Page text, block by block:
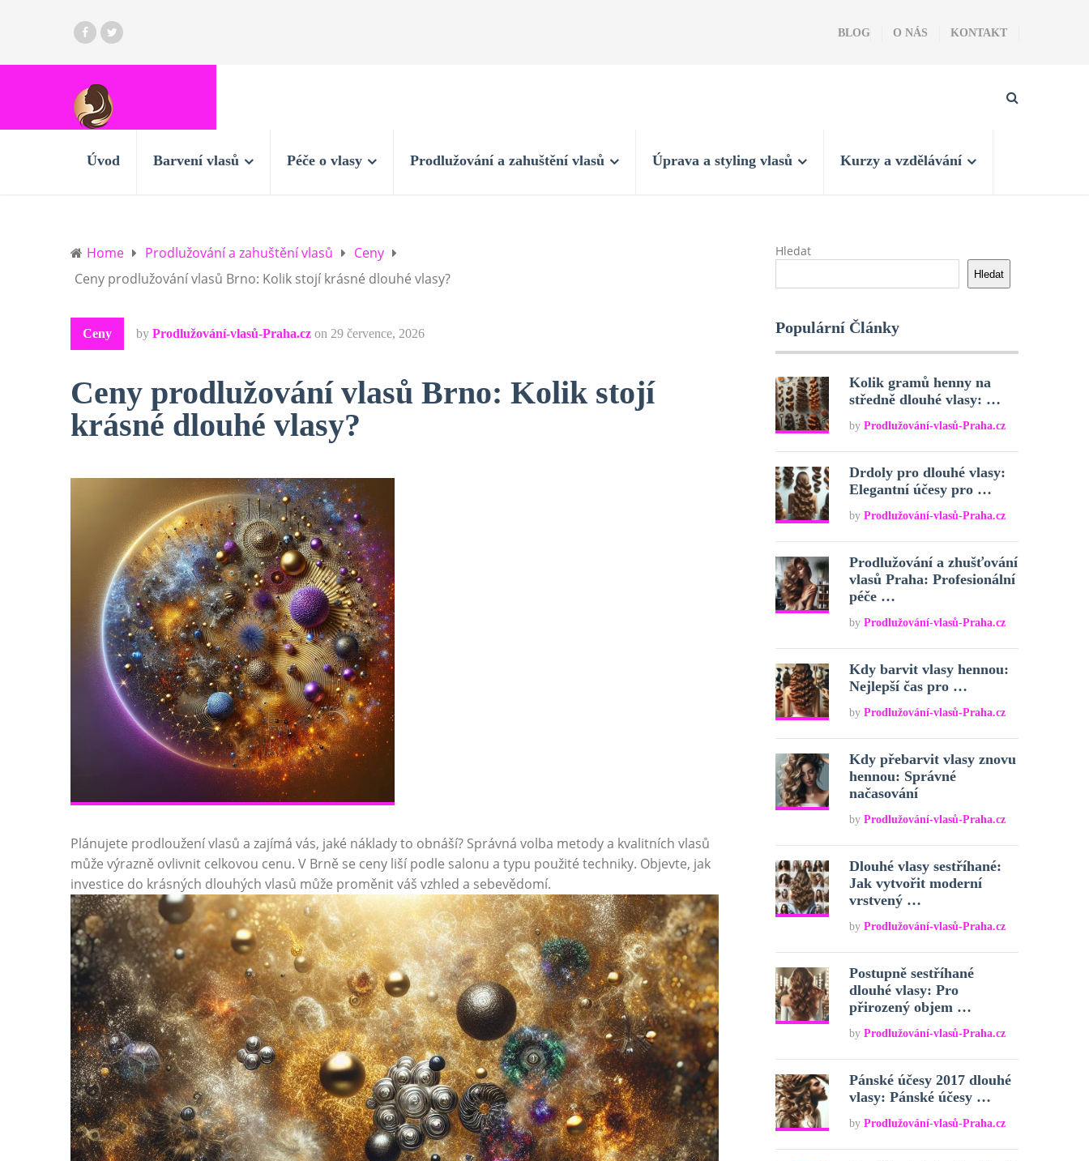
BLOG O NÁS KONTAKT
Úvod Barvení vlasů Péče o vlasy Prodlužování a zahuštění vlasů Úprava a styling vlasů Kurzy a vzdělávání
Home Prodlužování a zahuštění vlasů
Ceny
Ceny prodlužování vlasů Brno: Kolik stojí krásné dlouhé vlasy?
Ceny by Prodlužování-vlasů-Praha.cz on 29 července, 2026
Ceny prodlužování vlasů Brno: Kolik stojí
krásné dlouhé vlasy?
Plánujete prodloužení vlasů a zajímá vás, jaké náklady to obnáší? Správná volba metody a kvalitních vlasů
může výrazně ovlivnit celkovou cenu. V Brně se ceny liší podle salonu a typu použité techniky. Objevte, jak
investice do krásných dlouhých vlasů může proměnit váš vzhled a sebevědomí.
Hledat
Hledat
Populární Články
Kolik gramů henny na
středně dlouhé vlasy: …
byProdlužování-vlasů-Praha.cz
Drdoly pro dlouhé vlasy:
Elegantní účesy pro …
byProdlužování-vlasů-Praha.cz
Prodlužování a zhušťování
vlasů Praha: Profesionální
péče …
byProdlužování-vlasů-Praha.cz
Kdy barvit vlasy hennou:
Nejlepší čas pro …
byProdlužování-vlasů-Praha.cz
Kdy přebarvit vlasy znovu
hennou: Správné
načasování
byProdlužování-vlasů-Praha.cz
Dlouhé vlasy sestříhané:
Jak vytvořit moderní
vrstvený …
byProdlužování-vlasů-Praha.cz
Postupně sestříhané
dlouhé vlasy: Pro
přirozený objem …
byProdlužování-vlasů-Praha.cz
Pánské účesy 2017 dlouhé
vlasy: Pánské účesy …
byProdlužování-vlasů-Praha.cz